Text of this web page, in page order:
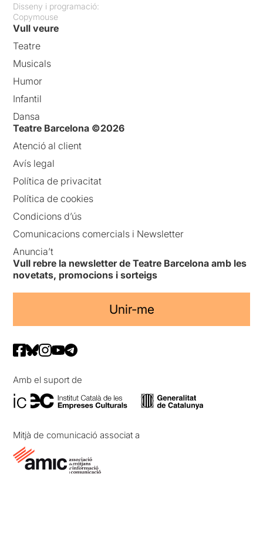
Disseny i programació:
Copymouse
Vull veure
Teatre
Musicals
Humor
Infantil
Dansa
Teatre Barcelona ©2026
Atenció al client
Avís legal
Política de privacitat
Política de cookies
Condicions d’ús
Comunicacions comercials i Newsletter
Anuncia’t
Vull rebre la newsletter de Teatre Barcelona amb les
novetats, promocions i sorteigs
Unir-me
Amb el suport de
Mitjà de comunicació associat a